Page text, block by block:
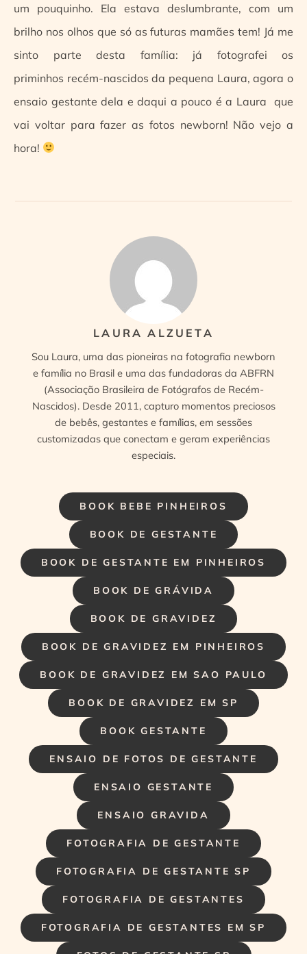
um pouquinho. Ela estava deslumbrante, com um
brilho nos olhos que só as futuras mamães tem! Já me
sinto parte desta família: já fotografei os
priminhos recém-nascidos da pequena Laura, agora o
ensaio gestante dela e daqui a pouco é a Laura que
vai voltar para fazer as fotos newborn! Não vejo a
hora!
BOOK BEBE PINHEIROS
BOOK DE GESTANTE
BOOK DE GESTANTE EM PINHEIROS
BOOK DE GRÁVIDA
BOOK DE GRAVIDEZ
BOOK DE GRAVIDEZ EM PINHEIROS
BOOK DE GRAVIDEZ EM SAO PAULO
BOOK DE GRAVIDEZ EM SP
BOOK GESTANTE
ENSAIO DE FOTOS DE GESTANTE
ENSAIO GESTANTE
ENSAIO GRAVIDA
FOTOGRAFIA DE GESTANTE
FOTOGRAFIA DE GESTANTE SP
FOTOGRAFIA DE GESTANTES
FOTOGRAFIA DE GESTANTES EM SP
LAURA ALZUETA
Sou Laura, uma das pioneiras na fotografia newborn
e família no Brasil e uma das fundadoras da ABFRN
(Associação Brasileira de Fotógrafos de Recém-
Nascidos). Desde 2011, capturo momentos preciosos
de bebês, gestantes e famílias, em sessões
customizadas que conectam e geram experiências
especiais.